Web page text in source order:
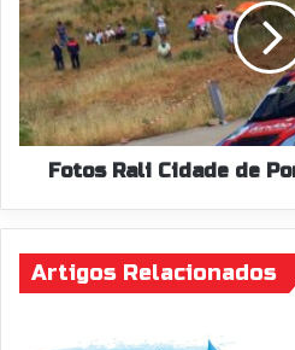
de
Portimão
Encivil
2026
Fotos Rali Cidade de
Artigos Relacionados